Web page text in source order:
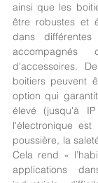
ainsi que les
être robustes et
dans
accompagnés
d'accessoires.
boitiers peuvent
option qui
élevé (jusqu'à
l'électronique
poussière, la
Cela rend «
applications